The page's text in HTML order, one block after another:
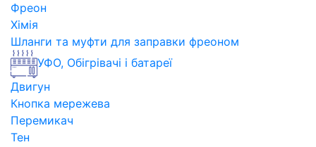
Фреон
Хімія
Шланги та муфти для заправки фреоном
УФО, Обігрівачі і батареї
Двигун
Кнопка мережева
Перемикач
Тен